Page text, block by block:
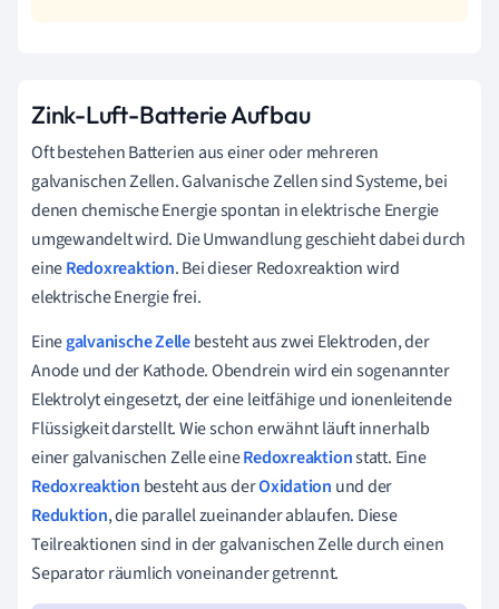
Zink-Luft-Batterie Aufbau
Oft bestehen Batterien aus einer oder mehreren
galvanischen Zellen. Galvanische Zellen sind Systeme, bei
denen chemische Energie spontan in elektrische Energie
umgewandelt wird. Die Umwandlung geschieht dabei durch
eineRedoxreaktion. Bei dieser Redoxreaktion wird
elektrische Energie frei.
Einegalvanische Zellebesteht aus zwei Elektroden, der
Anode und der Kathode. Obendrein wird ein sogenannter
Elektrolyt eingesetzt, der eine leitfähige und ionenleitende
Flüssigkeit darstellt. Wie schon erwähnt läuft innerhalb
einer galvanischen Zelle eineRedoxreaktionstatt. Eine
Redoxreaktion besteht aus derOxidation und der
Reduktion, die parallel zueinander ablaufen. Diese
Teilreaktionen sind in der galvanischen Zelle durch einen
Separator räumlich voneinander getrennt.